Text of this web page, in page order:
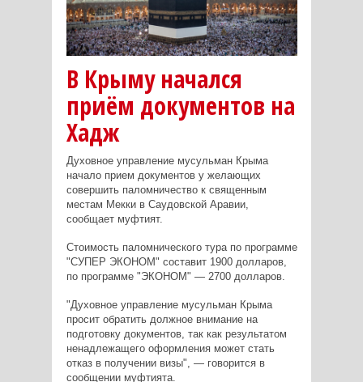
В Крыму начался
приём документов на
Хадж
Духовное управление мусульман Крыма
начало прием документов у желающих
совершить паломничество к священным
местам Мекки в Саудовской Аравии,
сообщает муфтият.
Стоимость паломнического тура по программе
"СУПЕР ЭКОНОМ" составит 1900 долларов,
по программе "ЭКОНОМ" — 2700 долларов.
"Духовное управление мусульман Крыма
просит обратить должное внимание на
подготовку документов, так как результатом
ненадлежащего оформления может стать
отказ в получении визы", — говорится в
сообщении муфтията.